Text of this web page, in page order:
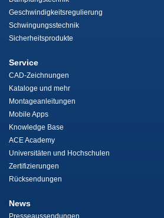
Geschwindigkeitsregulierung
Schwingungsstechnik
Sicherheitsprodukte
Service
CAD-Zeichnungen
Kataloge und mehr
Montageanleitungen
Mobile Apps
Knowledge Base
ACE Academy
Universitäten und Hochschulen
Zertifizierungen
Rücksendungen
News
Presseaussendungen